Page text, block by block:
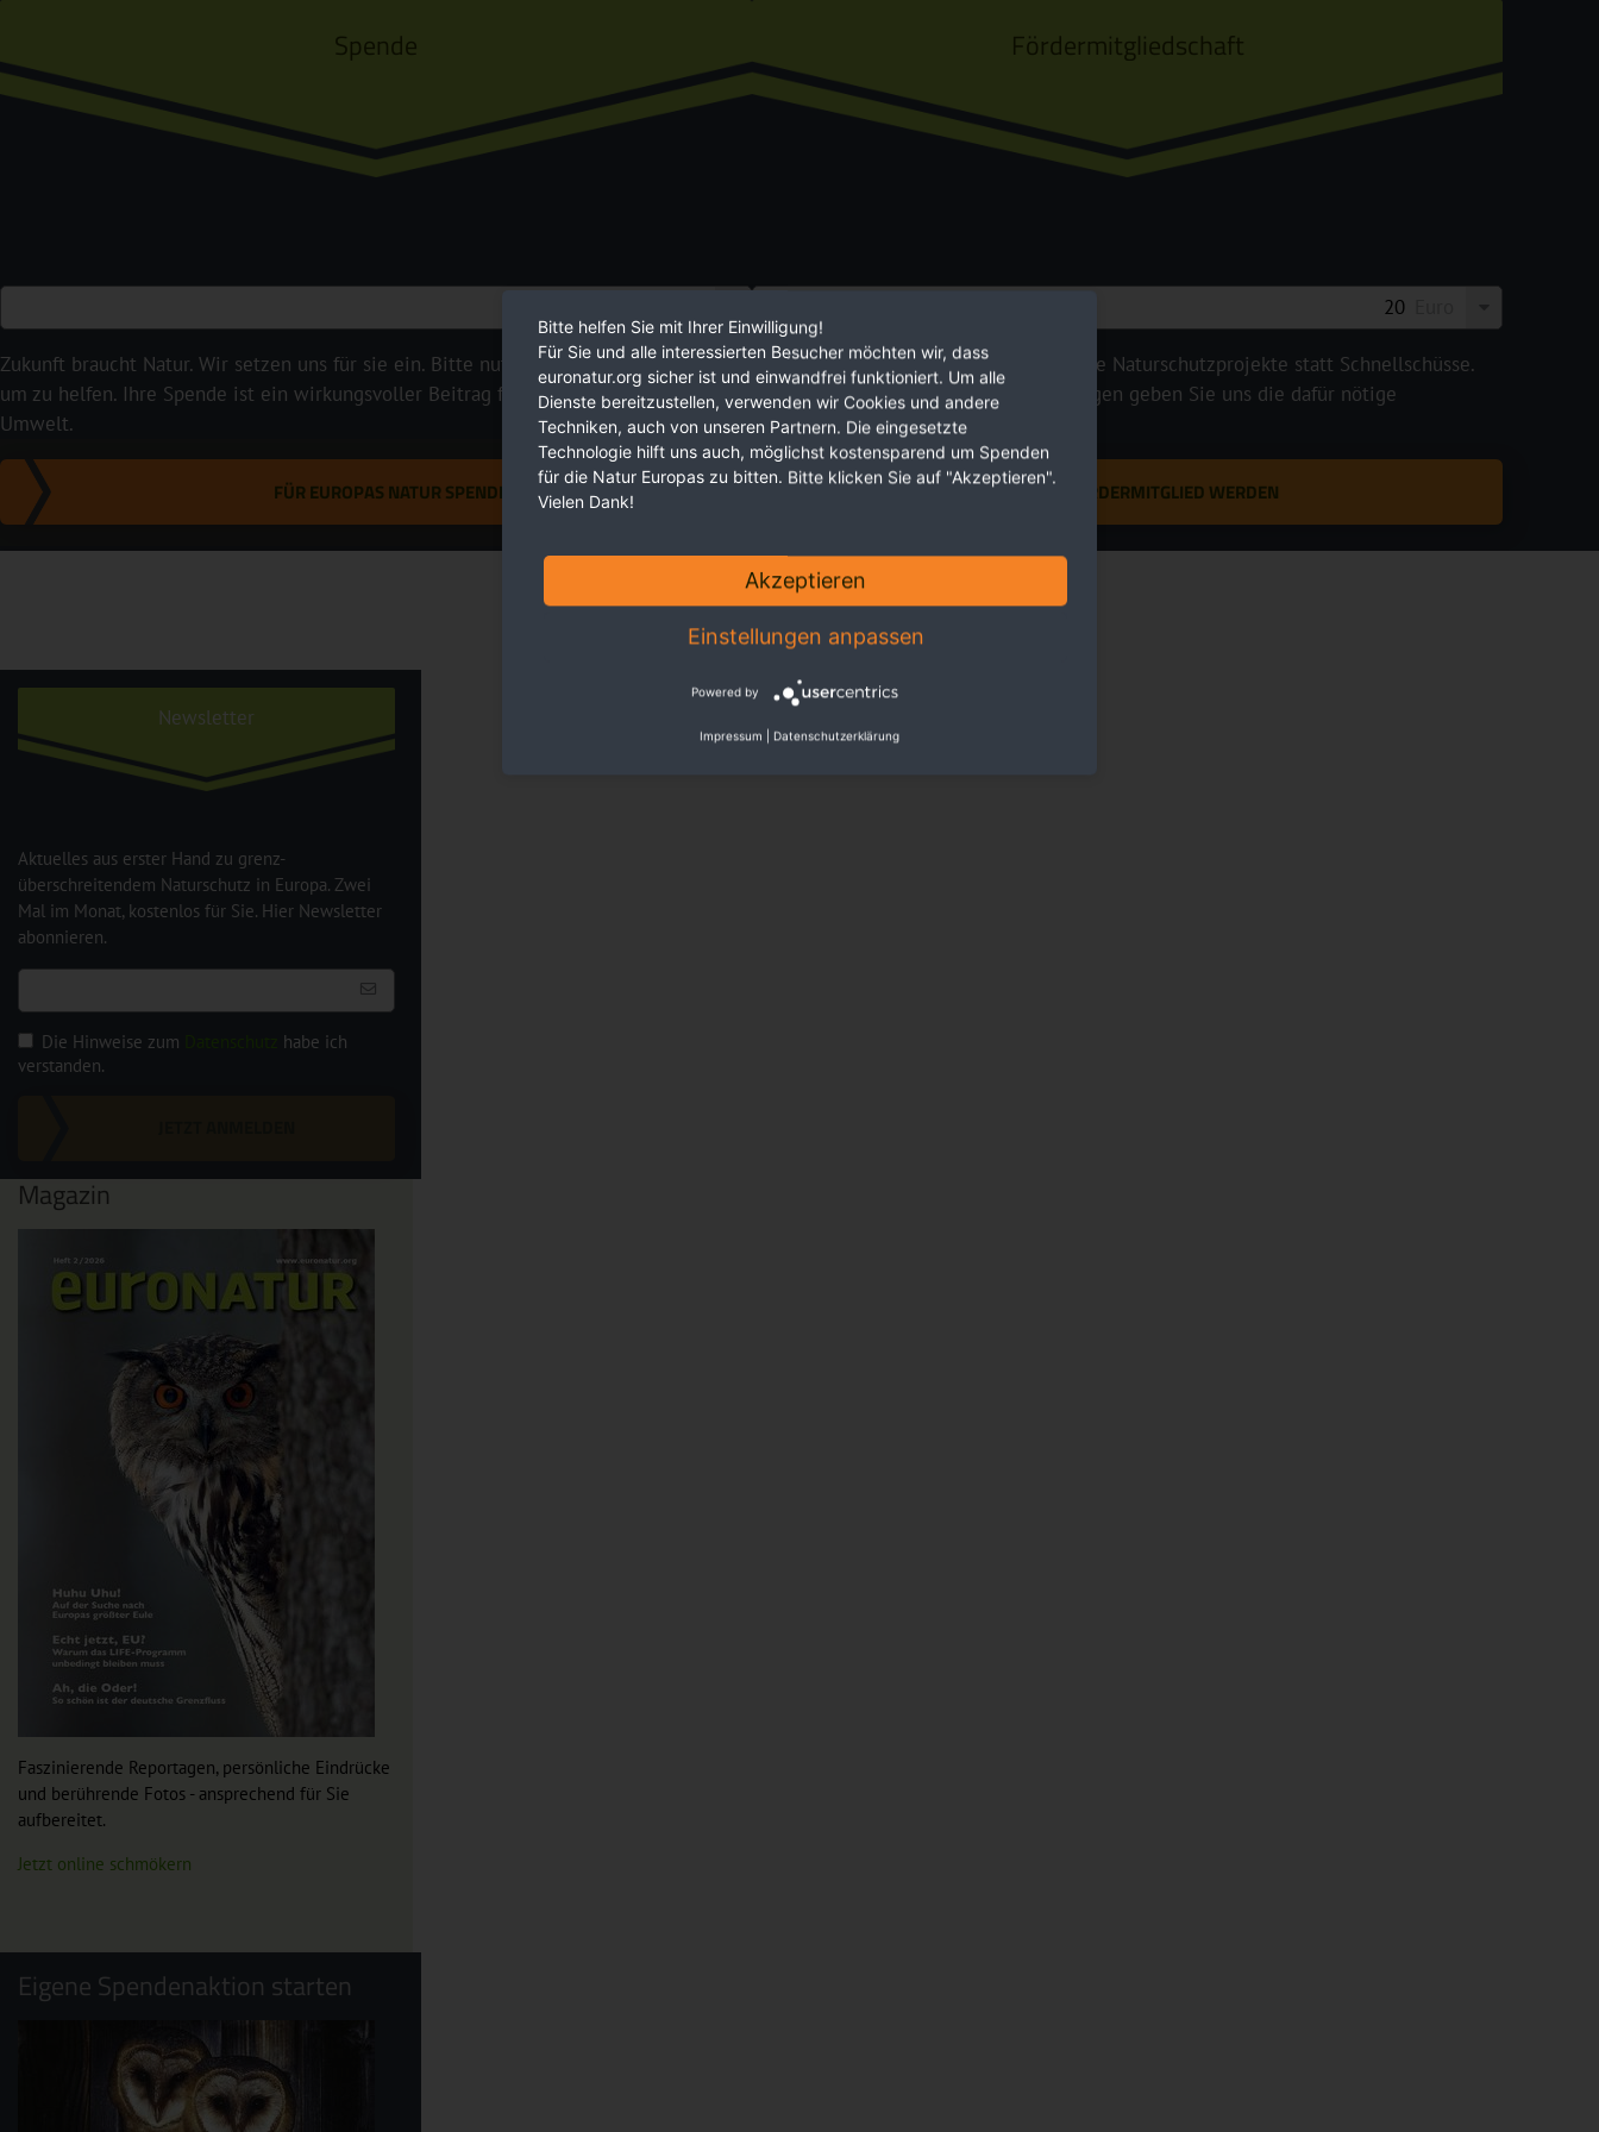
Spende
Zukunft braucht Natur. Wir setzen uns für sie ein. Bitte nutzen Sie Ihre Möglichkeiten,
um zu helfen. Ihre Spende ist ein wirkungsvoller Beitrag für eine lebenswerte
Umwelt.
FÜR EUROPAS NATUR SPENDEN
Fördermitgliedschaft
EuroNatur setzt auf langfristig angelegte Naturschutzprojekte statt Schnellschüsse.
Mit Ihren regelmäßigen Spendenbeiträgen geben Sie uns die dafür nötige
Planungssicherheit.
JETZT FÖRDERMITGLIED WERDEN
Newsletter
Aktuelles aus erster Hand zu grenz-
überschreitendem Naturschutz in Europa. Zwei
Mal im Monat, kostenlos für Sie. Hier Newsletter
abonnieren.
Die Hinweise zum
habe ich
verstanden.
Magazin
Faszinierende Reportagen, persönliche Eindrücke
und berührende Fotos - ansprechend für Sie
aufbereitet.
Jetzt online schmökern
Eigene Spendenaktion starten
Bitte helfen Sie mit Ihrer Einwilligung!
Für Sie und alle interessierten Besucher möchten wir, dass
euronatur.org sicher ist und einwandfrei funktioniert. Um alle
Dienste bereitzustellen, verwenden wir Cookies und andere
Techniken, auch von unseren Partnern. Die eingesetzte
Technologie hilft uns auch, möglichst kostensparend um Spenden
für die Natur Europas zu bitten. Bitte klicken Sie auf "Akzeptieren".
Vielen Dank!
Akzeptieren
Einstellungen anpassen
Powered by
Impressum Datenschutzerklärung